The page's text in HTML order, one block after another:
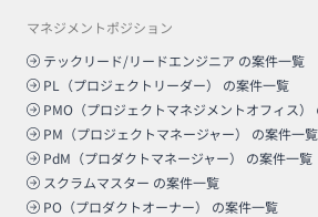
マネジメントポジション
テックリード/リードエンジニア の案件一覧
PL（プロジェクトリーダー）
の案件一覧
PMO（プロジェクトマネジメントオフィス）
PM（プロジェクトマネージャー）
の案件一覧
PdM（プロダクトマネージャー）
の案件一覧
スクラムマスター の案件一覧
PO（プロダクトオーナー）
の案件一覧